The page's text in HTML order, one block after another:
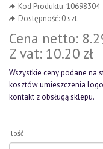
Kod Produktu: 10698304
Dostępność: 0 szt.
Cena netto:
Z vat: 10.20 zł
Wszystkie ceny podane na
kosztów umieszczenia
kontakt z obsługą sklepu.
Ilość